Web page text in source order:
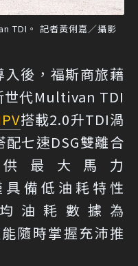
TDI。 記者黃俐嘉／攝影
後，福斯商旅藉
世代Multivan TDI
搭載2.0升TDI渦
配七速DSG雙離合
最大馬力
具備低油耗特性
油耗數據為
隨時掌握充沛推